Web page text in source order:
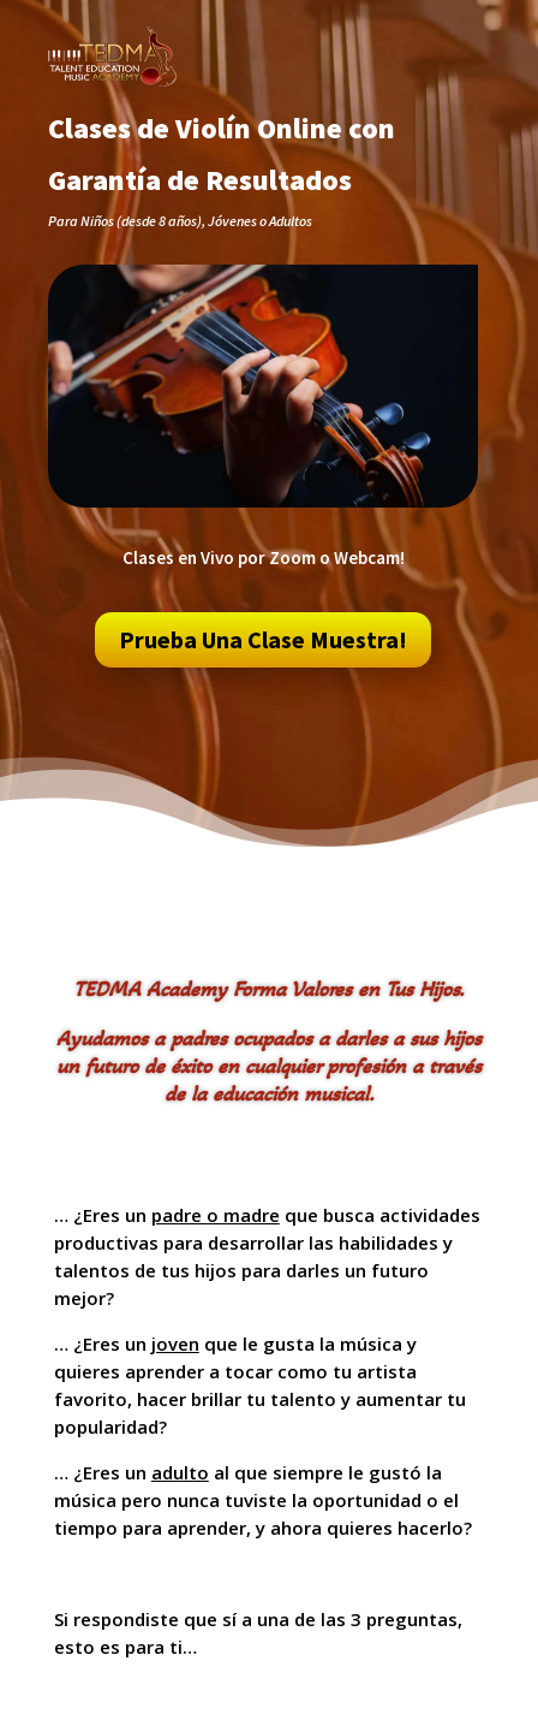
Clases de Violín Online con
Garantía de Resultados
Para Niños (desde 8 años), Jóvenes o Adultos
Clases en Vivo por Zoom o Webcam!
Prueba Una Clase Muestra!
TEDMA Academy Forma Valores en Tus Hijos.
Ayudamos a padres ocupados a darles a sus hijos
un futuro de éxito en cualquier profesión a través
de la educación musical.
… ¿Eres un padre o madre que busca actividades
productivas para desarrollar las habilidades y
talentos de tus hijos para darles un futuro
mejor?
… ¿Eres un joven que le gusta la música y
quieres aprender a tocar como tu artista
favorito, hacer brillar tu talento y aumentar tu
popularidad?
… ¿Eres un adulto al que siempre le gustó la
música pero nunca tuviste la oportunidad o el
tiempo para aprender, y ahora quieres hacerlo?
Si respondiste que sí a una de las 3 preguntas,
esto es para ti…